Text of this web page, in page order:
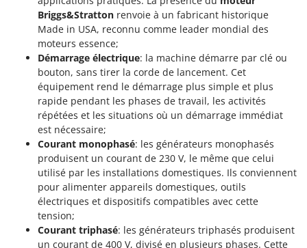
Seven Italy
Shark
Silky
Simatech
Sirman
Skil
Smartwood
Smeg
Snapper
Solidur
Spice Electronics
Spiralmac
Briggs&Stratton renvoie à un fabricant historique
Made in USA, reconnu comme leader mondial des
moteurs essence;
Démarrage électrique: la machine démarre par clé ou
bouton, sans tirer la corde de lancement. Cet
équipement rend le démarrage plus simple et plus
rapide pendant les phases de travail, les activités
répétées et les situations où un démarrage immédiat
est nécessaire;
Courant monophasé: les générateurs monophasés
produisent un courant de 230 V, le même que celui
utilisé par les installations domestiques. Ils conviennent
pour alimenter appareils domestiques, outils
électriques et dispositifs compatibles avec cette
tension;
Courant triphasé: les générateurs triphasés produisent
un courant de 400 V, divisé en plusieurs phases. Cette